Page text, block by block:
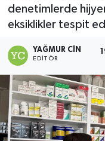
denetimlerde
eksiklikler tespit
YAĞMUR CIN
EDITÖR
Sağlık
Gündem
Spor
Siyaset
Teknoloji
Tüm Manşetler
Son Dakika
Haber Arşivi